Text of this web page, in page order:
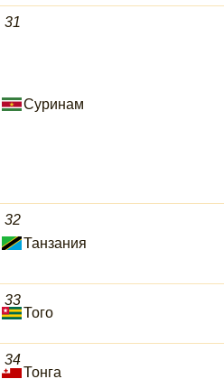
31
Суринам
32
Танзания
33
Того
34
Тонга